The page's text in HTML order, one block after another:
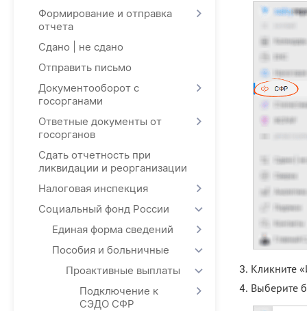
Формирование и отправка
отчета
Сдано | не сдано
Отправить письмо
Документооборот с
госорганами
Ответные документы от
госорганов
Сдать отчетность при
ликвидации и реорганизации
Налоговая инспекция
Социальный фонд России
Единая форма сведений
Пособия и больничные
Проактивные выплаты
Подключение к
СЭДО СФР
Кликните
Выберите